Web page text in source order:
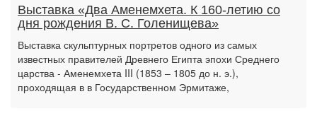
Выставка «Два Аменемхета. К 160-летию со
дня рождения В. С. Голенищева»
Выставка скульптурных портретов одного из самых
известных правителей Древнего Египта эпохи Среднего
царства - Аменемхета III (1853 – 1805 до н. э.),
проходящая в в Государственном Эрмитаже,